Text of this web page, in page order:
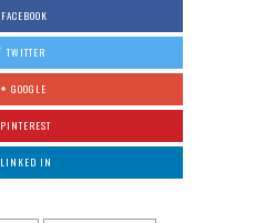
FACEBOOK
TWITTER
GOOGLE
PINTEREST
LINKED IN